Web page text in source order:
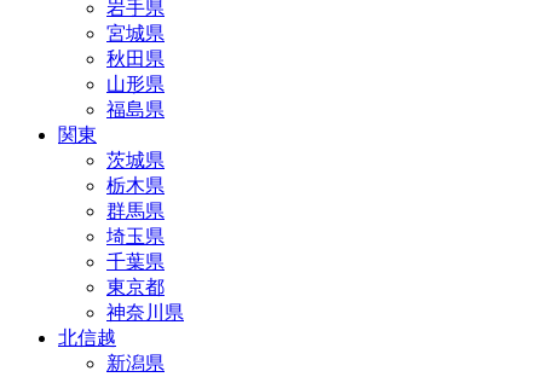
岩手県
宮城県
秋田県
山形県
福島県
関東
茨城県
栃木県
群馬県
埼玉県
千葉県
東京都
神奈川県
北信越
新潟県